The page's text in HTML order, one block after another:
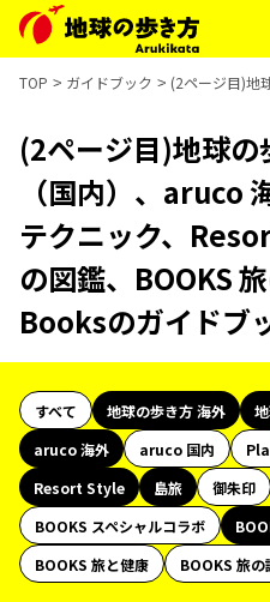
TOP ガイドブック (2ページ目)地
(2ページ目)地球
（国内）、aruco
テクニック、
の図鑑、BOOKS
Booksのガイドブ
すべて 地球の歩き方 海外
aruco 海外
aruco 国内
Resort Style
島旅 御朱印
BOOKS スペシャルコラボ
BOOKS 旅と健康
BOOKS 旅の